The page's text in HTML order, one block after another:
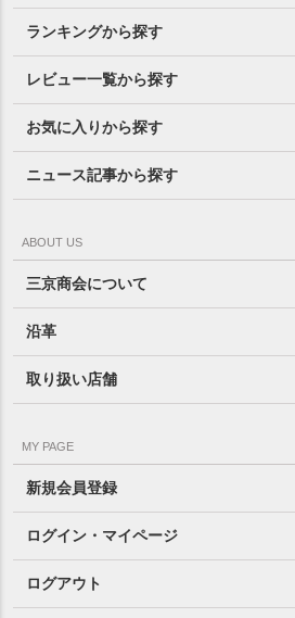
ランキングから探す
レビュー一覧から探す
お気に入りから探す
ニュース記事から探す
ABOUT US
三京商会について
沿革
取り扱い店舗
MY PAGE
新規会員登録
ログイン・マイページ
ログアウト